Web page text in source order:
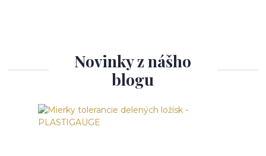
Novinky z nášho
blogu